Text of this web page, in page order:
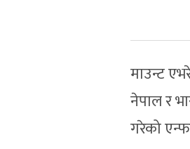
माउन्ट
नेपाल र
गरेको